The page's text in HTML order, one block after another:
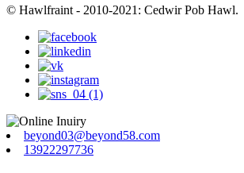
© Hawlfraint - 2010-2021: Cedwir Pob Hawl.
beyond03@beyond58.com
13922297736